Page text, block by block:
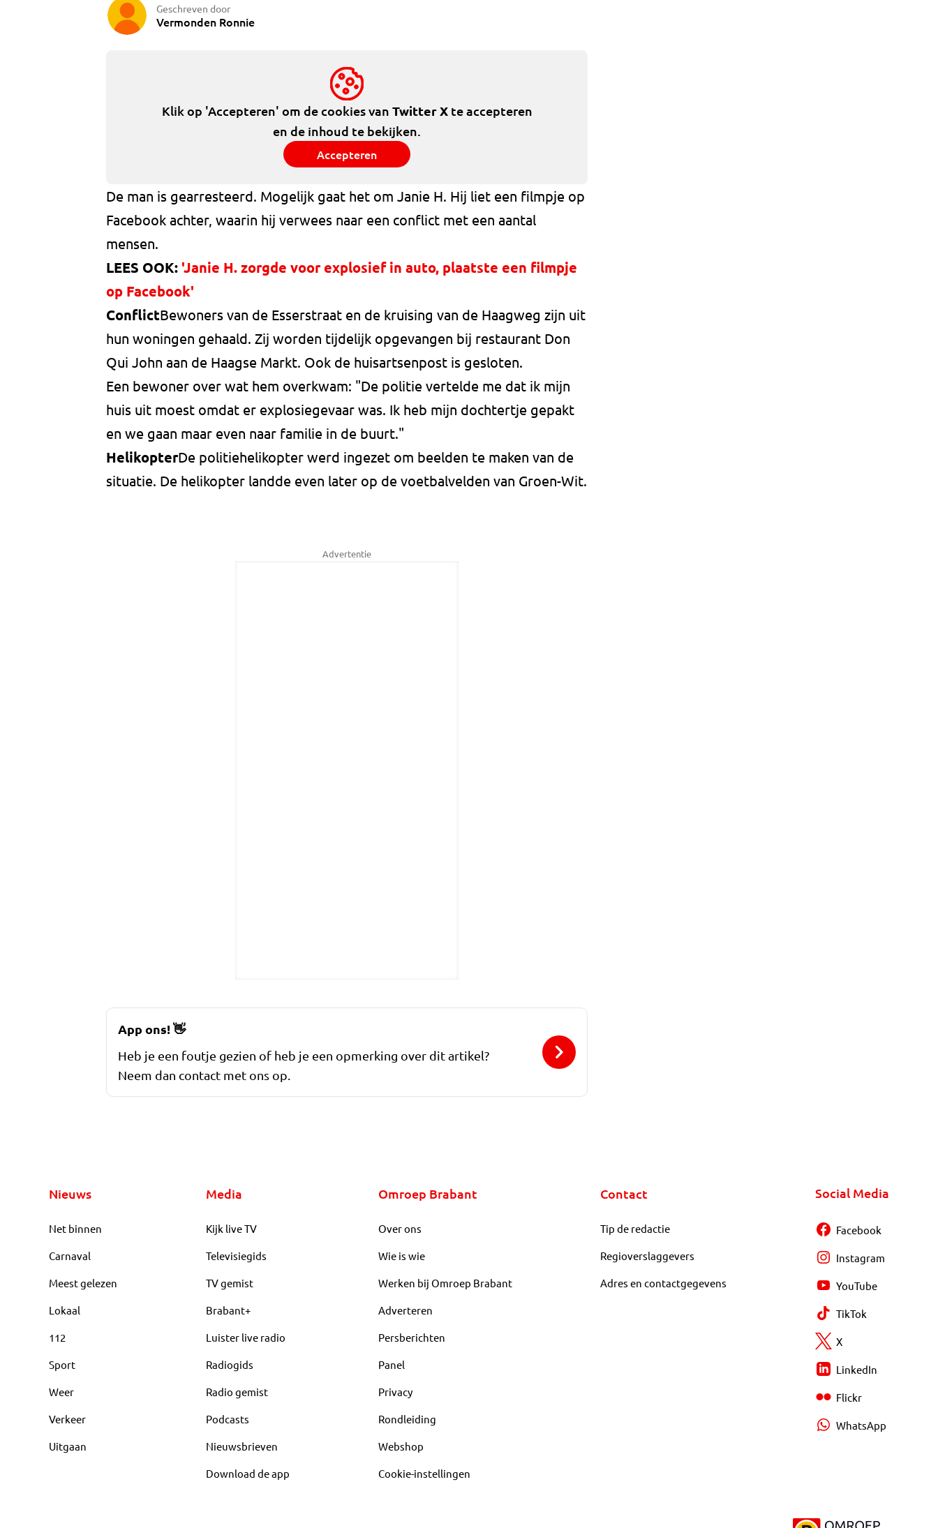
Geschreven door
Vermonden Ronnie
Klik op 'Accepteren' om de cookies van Twitter Xte accepteren
en de inhoud te bekijken.
Accepteren
De man is gearresteerd. Mogelijk gaat het om Janie H. Hij liet een filmpje op
Facebook achter, waarin hij verwees naar een conflict met een aantal
mensen.
LEES OOK: 'Janie H. zorgde voor explosief in auto, plaatste een filmpje
op Facebook'
ConflictBewoners van de Esserstraat en de kruising van de Haagweg zijn uit
hun woningen gehaald. Zij worden tijdelijk opgevangen bij restaurant Don
Qui John aan de Haagse Markt. Ook de huisartsenpost is gesloten.
Een bewoner over wat hem overkwam: "De politie vertelde me dat ik mijn
huis uit moest omdat er explosiegevaar was. Ik heb mijn dochtertje gepakt
en we gaan maar even naar familie in de buurt."
HelikopterDe politiehelikopter werd ingezet om beelden te maken van de
situatie. De helikopter landde even later op de voetbalvelden van Groen-Wit.
Advertentie
App ons!👋
Heb je een foutje gezien of heb je een opmerking over dit artikel?
Neem dan contact met ons op.
Nieuws
Net binnen
Carnaval
Meest gelezen
Lokaal
112
Sport
Weer
Verkeer
Uitgaan
Media
Kijk live TV
Televisiegids
TV gemist
Brabant+
Luister live radio
Radiogids
Radio gemist
Podcasts
Nieuwsbrieven
Download de app
Omroep Brabant
Over ons
Wie is wie
Werken bij Omroep Brabant
Adverteren
Persberichten
Panel
Privacy
Rondleiding
Webshop
Cookie-instellingen
Contact
Tip de redactie
Regioverslaggevers
Adres en contactgegevens
Social Media
Facebook
Instagram
YouTube
TikTok
X
LinkedIn
Flickr
WhatsApp